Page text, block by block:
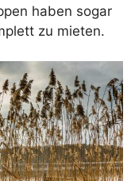
haben sogar
zu mieten.